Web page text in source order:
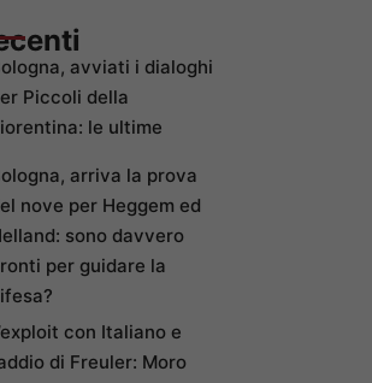
avviati i dialoghi
Piccoli della
le ultime
arriva la prova
nove per Heggem ed
sono davvero
per guidare la
con Italiano e
di Freuler: Moro